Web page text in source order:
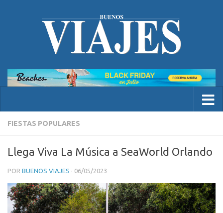
FIESTAS POPULARES
Llega Viva La Música a SeaWorld Orlando
POR BUENOS VIAJES · 06/05/2023